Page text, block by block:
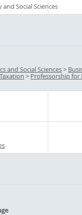
Social Sciences
and Social Sciences>
> Professorship for